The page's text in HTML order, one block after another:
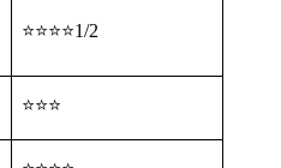
⭐⭐⭐⭐1/2
⭐⭐⭐